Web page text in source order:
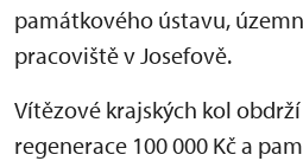
památkového ústavu,
pracoviště v Josefově.
Vítězové krajských kol
regenerace 100 000 Kč a